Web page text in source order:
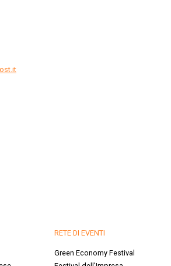
RETE DI EVENTI
Green Economy Festival